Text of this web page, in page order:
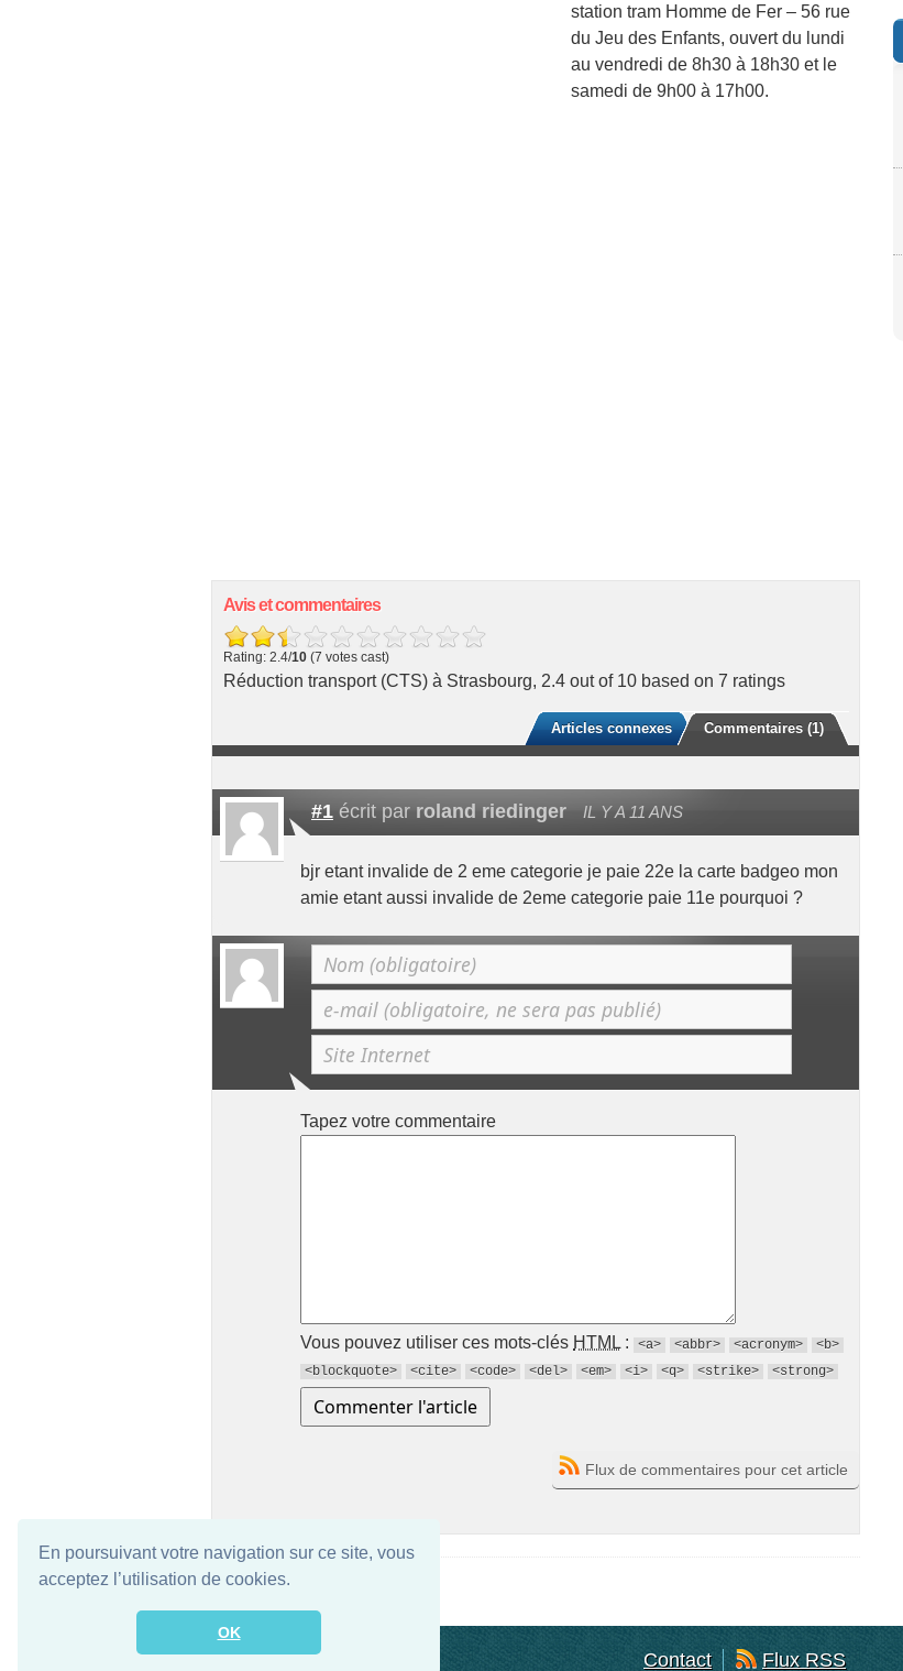
En poursuivant votre navigation sur ce site, vous
acceptez l’utilisation de cookies.
OK
station tram Homme de Fer – 56 rue
du Jeu des Enfants, ouvert du lundi
au vendredi de 8h30 à 18h30 et le
samedi de 9h00 à 17h00.
Avis et commentaires
Rating: 2.4/10 (7 votes cast)
Réduction transport (CTS) à Strasbourg, 2.4 out of 10 based on 7 ratings
Commentaires (1)
Articles connexes
#1 écrit par roland riedinger IL Y A 11 ANS
bjr etant invalide de 2 eme categorie je paie 22e la carte badgeo mon
amie etant aussi invalide de 2eme categorie paie 11e pourquoi ?
Tapez votre commentaire
Vous pouvez utiliser ces mots-clés HTML : <a> <abbr> <acronym>
<b>
<blockquote>
<cite> <code> <del> <em> <i> <q> <strike> <strong>
Flux de commentaires pour cet article
Contact Flux RSS